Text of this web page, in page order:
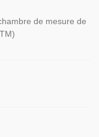
de mesure de